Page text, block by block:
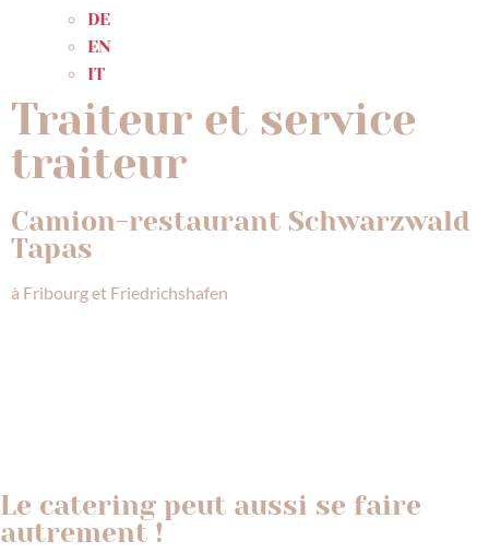
DE
EN
IT
Traiteur et service
traiteur
Camion-restaurant Schwarzwald
Tapas
à Fribourg et Friedrichshafen
Le catering peut aussi se faire
autrement !